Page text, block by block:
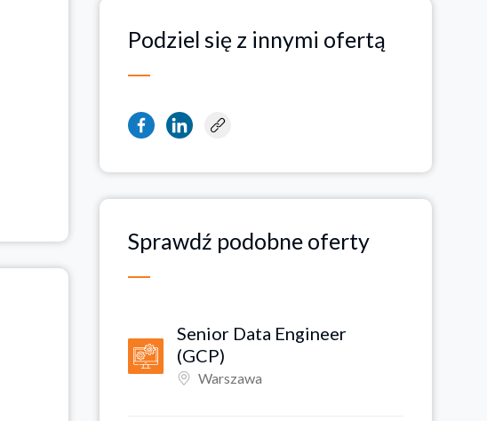
Podziel się z innymi ofertą
Sprawdź podobne oferty
Senior Data Engineer
(GCP)
Warszawa